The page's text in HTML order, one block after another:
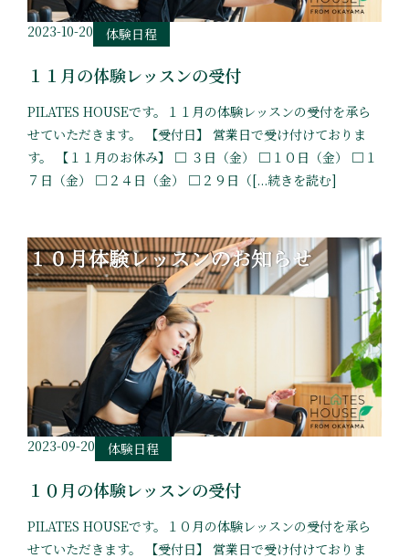
2023-10-20 体験日程
１１月の体験レッスンの受付
PILATES HOUSEです。１１月の体験レッスンの受付を承ら
せていただきます。 【受付日】 営業日で受け付けておりま
す。 【１１月のお休み】 □ ３日（金） □１０日（金） □１
７日（金） □２４日（金） □２９日（[...続きを読む]
2023-09-20 体験日程
１０月の体験レッスンの受付
PILATES HOUSEです。１０月の体験レッスンの受付を承ら
せていただきます。 【受付日】 営業日で受け付けておりま